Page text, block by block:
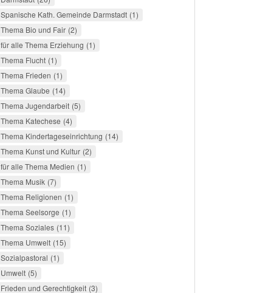
Spanische Kath. Gemeinde Darmstadt 1
Thema Bio und Fair 2
für alle Thema Erziehung 1
Thema Flucht 1
Thema Frieden 1
Thema Glaube 14
Thema Jugendarbeit 5
Thema Katechese 4
Thema Kindertageseinrichtung 14
Thema Kunst und Kultur 2
für alle Thema Medien 1
Thema Musik 7
Thema Religionen 1
Thema Seelsorge 1
Thema Soziales 11
Thema Umwelt 15
Sozialpastoral 1
Umwelt 5
Frieden und Gerechtigkeit 3